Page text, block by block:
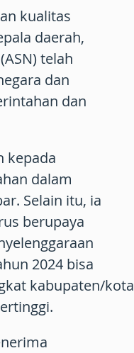
kualitas
daerah,
telah
dan
dan
kepada
dalam
Selain itu, ia
berupaya
2024 bisa
kabupaten/kota